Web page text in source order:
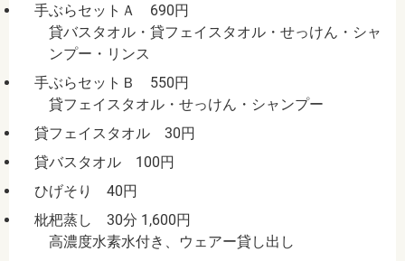
手ぶらセットＡ 690円
貸バスタオル・貸フェイスタオル・せっけん・シャ
ンプー・リンス
手ぶらセットＢ 550円
貸フェイスタオル・せっけん・シャンプー
貸フェイスタオル 30円
貸バスタオル 100円
ひげそり 40円
枇杷蒸し 30分 1,600円
高濃度水素水付き、ウェアー貸し出し